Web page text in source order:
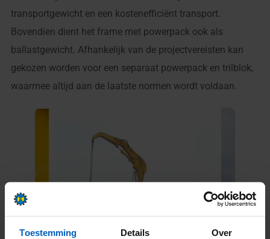
Toestemming Details Over
transportgewicht en een kostenefficiënt transport.
Bovendien dient het frame met powerpack ook als
ballastgewicht. Afhankelijk van de projectvereisten kan
gekozen worden voor een separaat powerpack en trilblok,
waarmee altijd aan de laatste normen wordt voldaan.